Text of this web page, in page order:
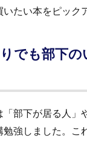
たい本をピック
でも部下の
「部下が居る人
強しました。